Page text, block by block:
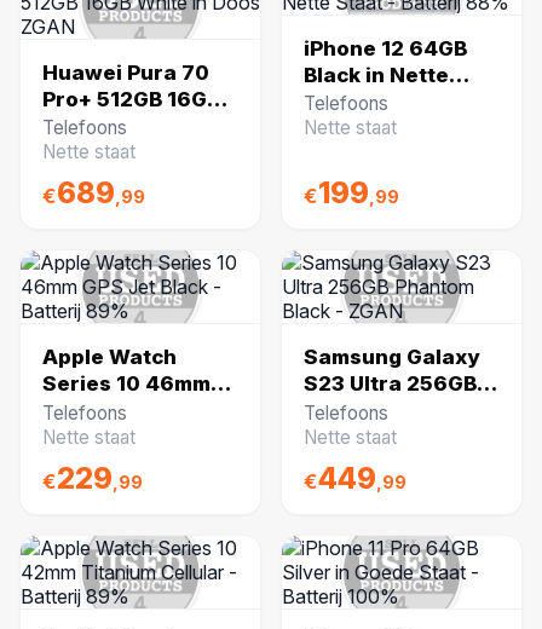
Huawei Pura 70
Pro+ 512GB 16GB
White in Doos
ZGAN
Telefoons
Nette staat
€689 ,99
iPhone 12 64GB
Black in Nette
Staat - Batterij
88%
Telefoons
Nette staat
€199 ,99
Apple Watch
Series 10 46mm
GPS Jet Black -
Batterij 89%
Telefoons
Nette staat
€229 ,99
Samsung Galaxy
S23 Ultra 256GB
Phantom Black -
ZGAN
Telefoons
Nette staat
€449 ,99